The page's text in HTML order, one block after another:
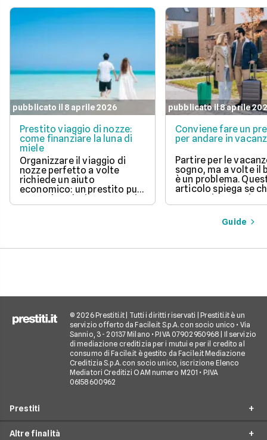
pubblicato il 8 aprile 2026
Prestito viaggio di nozze:
come finanziare la luna di
miele
Organizzare il viaggio di
nozze perfetto a volte
richiede un aiuto
economico: un prestito può
come funziona, quali tipi ci
pubblicato il 8 aprile
Conviene fare un
per andare in
Partire per le
sogno, ma a volte il
è un problema.
articolo spiega se
una buona idea,
vantaggi come la
di partire subito e
pagare. Scopri
Guide
© 2026 Prestiti.it | Tutti i diritti riservati | Prestiti.it è un
servizio offerto da Facile.it S.p.A. con socio unico • Via
Sannio, 3 - 20137 Milano • P.IVA 07902950968 | Il servizio
di mediazione creditizia per i mutui e per il credito al
consumo di Facile.it è gestito da Facile.it Mediazione
Creditizia S.p.A. con socio unico, iscrizione Elenco
Mediatori Creditizi OAM numero M201 • P.IVA
06158600962
Prestiti
Altre finalità